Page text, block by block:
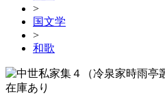
>
国文学
>
和歌
在庫あり